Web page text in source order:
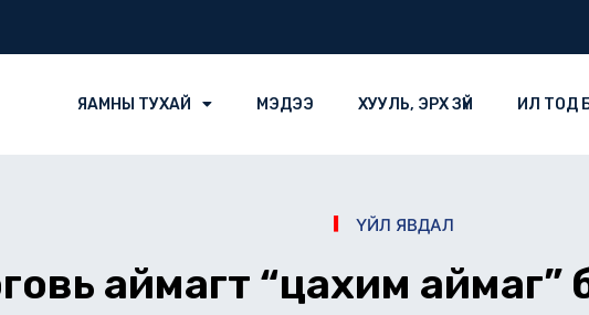
ЯАМНЫ ТУХАЙ МЭДЭЭ ХУУЛЬ, ЭРХ ЗҮЙ ИЛ ТОД
ҮЙЛ ЯВДАЛ
аймагт “цахим аймаг”